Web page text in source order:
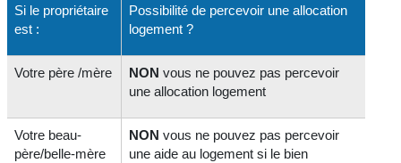
Si le propriétaire
est :
Possibilité de percevoir une allocation
logement ?
Votre père /mère NON vous ne pouvez pas percevoir
une allocation logement
Votre beau-
père/belle-mère
NON vous ne pouvez pas percevoir
une aide au logement si le bien